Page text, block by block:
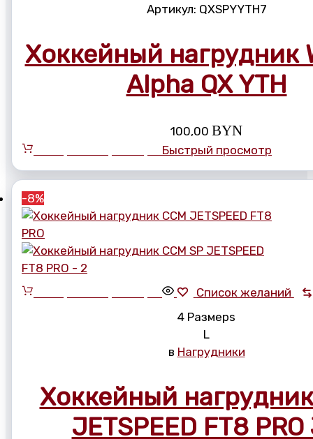
Артикул: QXSPYYTH7
Хоккейный нагрудник
Alpha QX YTH
100,00 BYN
Быстрый просмотр
-8%
Список желаний
4 Размерs
L
в Нагрудники
Хоккейный
JETSPEED FT8 PRO